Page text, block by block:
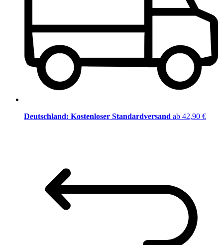
Deutschland: Kostenloser Standardversand ab 42,90 €